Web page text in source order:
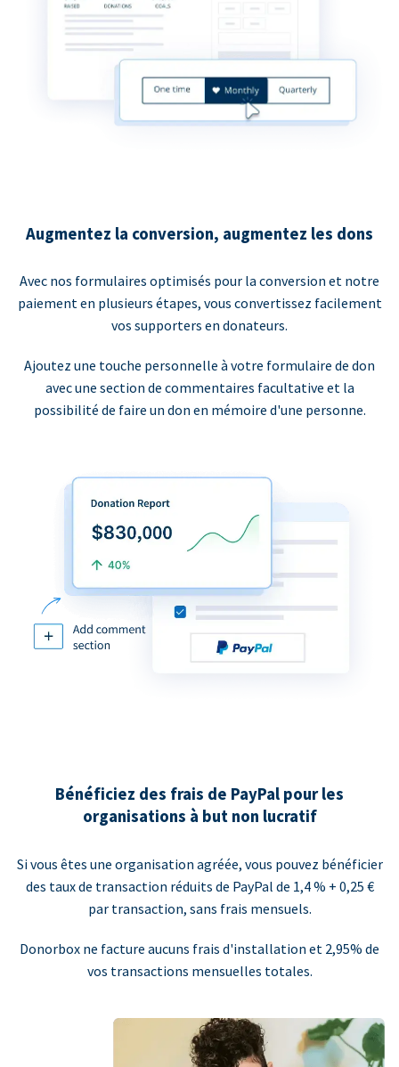
Augmentez la conversion, augmentez les dons
Avec nos formulaires optimisés pour la conversion et notre
paiement en plusieurs étapes, vous convertissez facilement
vos supporters en donateurs.
Ajoutez une touche personnelle à votre formulaire de don
avec une section de commentaires facultative et la
possibilité de faire un don en mémoire d'une personne.
Bénéficiez des frais de PayPal pour les
organisations à but non lucratif
Si vous êtes une organisation agréée, vous pouvez bénéficier
des taux de transaction réduits de PayPal de 1,4 % + 0,25 €
par transaction, sans frais mensuels.
Donorbox ne facture aucuns frais d'installation et 2,95% de
vos transactions mensuelles totales.